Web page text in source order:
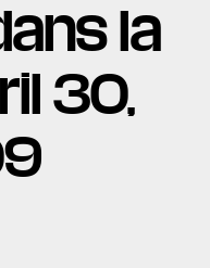
la
30,